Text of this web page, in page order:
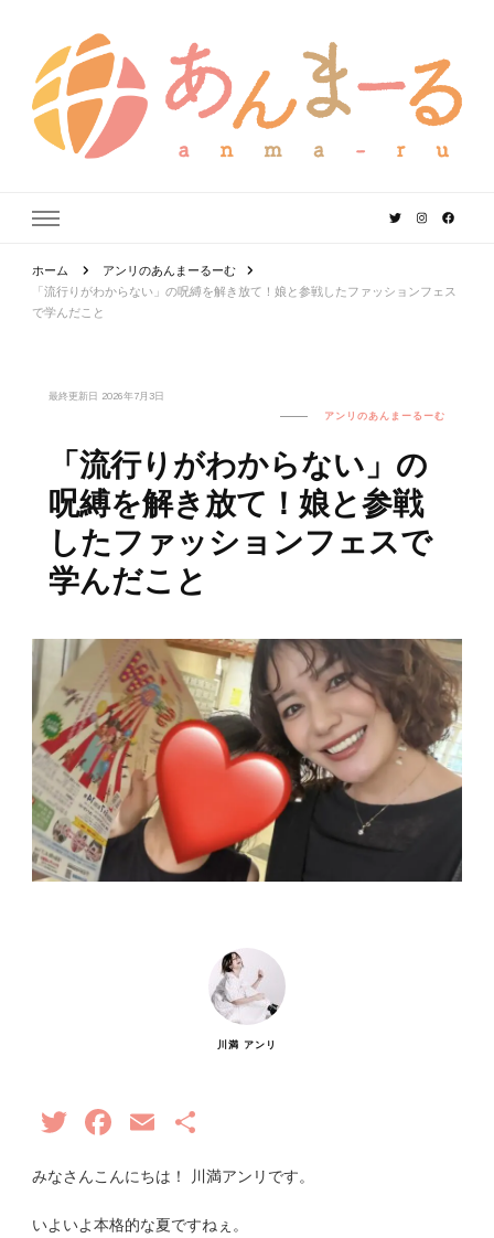
ホーム
アンリのあんまーるーむ
「流行りがわからない」の呪縛を解き放て！娘と参戦したファッションフェス
で学んだこと
最終更新日 2026年7月3日
アンリのあんまーるーむ
「流行りがわからない」の
呪縛を解き放て！娘と参戦
したファッションフェスで
学んだこと
川満 アンリ
TwitterFacebook
Email
みなさんこんにちは！ 川満アンリです。
いよいよ本格的な夏ですねぇ。